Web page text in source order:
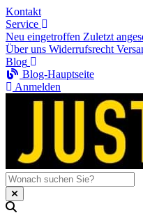
Kontakt
Service
Neu eingetroffen Zuletzt
Über uns Widerrufsrecht
Blog
Blog-Hauptseite
Anmelden